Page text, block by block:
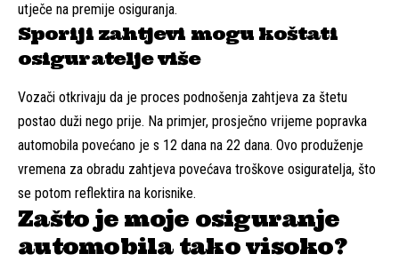
utječe na premije osiguranja.
Sporiji zahtjevi mogu koštati
osiguratelje više
Vozači otkrivaju da je proces podnošenja zahtjeva za štetu
postao duži nego prije. Na primjer, prosječno vrijeme popravka
automobila povećano je s 12 dana na 22 dana. Ovo produženje
vremena za obradu zahtjeva povećava troškove osiguratelja, što
se potom reflektira na korisnike.
Zašto je moje osiguranje
automobila tako visoko?